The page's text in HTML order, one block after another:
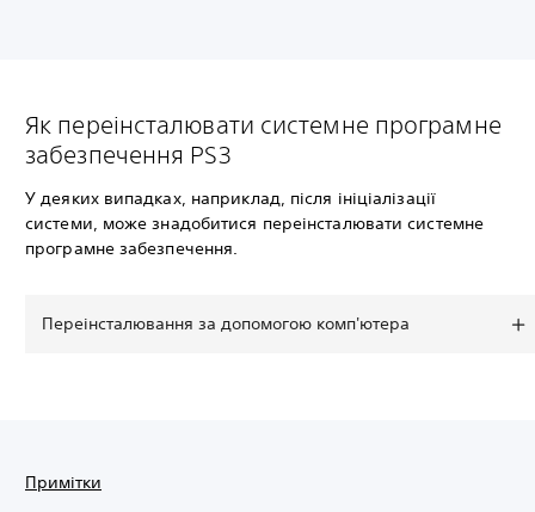
Як переінсталювати системне програмне
забезпечення PS3
У деяких випадках, наприклад, після ініціалізації
системи, може знадобитися переінсталювати системне
програмне забезпечення.
Переінсталювання за допомогою комп'ютера
Примітки